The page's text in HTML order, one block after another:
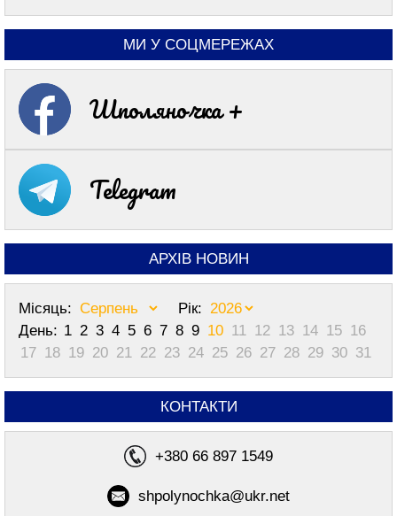
МИ У СОЦМЕРЕЖАХ
Шполяночка +
Telegram
АРХІВ НОВИН
Місяць:
Рік:
День: 1 2 3 4 5 6 7 8 9 10 11 12 13 14 15 16
17 18 19 20 21 22 23 24 25 26 27 28 29 30 31
КОНТАКТИ
+380 66 897 1549
shpolynochka@ukr.net